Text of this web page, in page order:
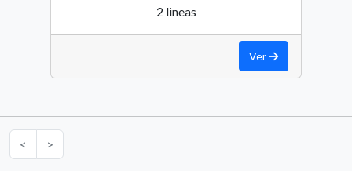
2 lineas
Ver
< >